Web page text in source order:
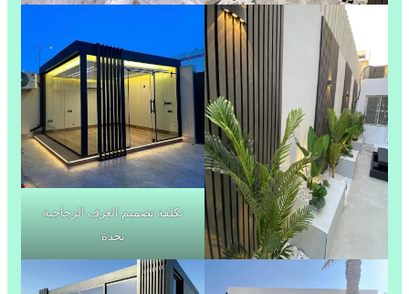
تكلفة تصميم الغرف الزجاجية
بجدة